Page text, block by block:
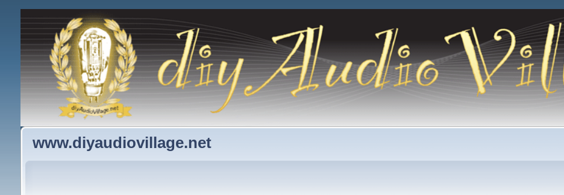
www.diyaudiovillage.net